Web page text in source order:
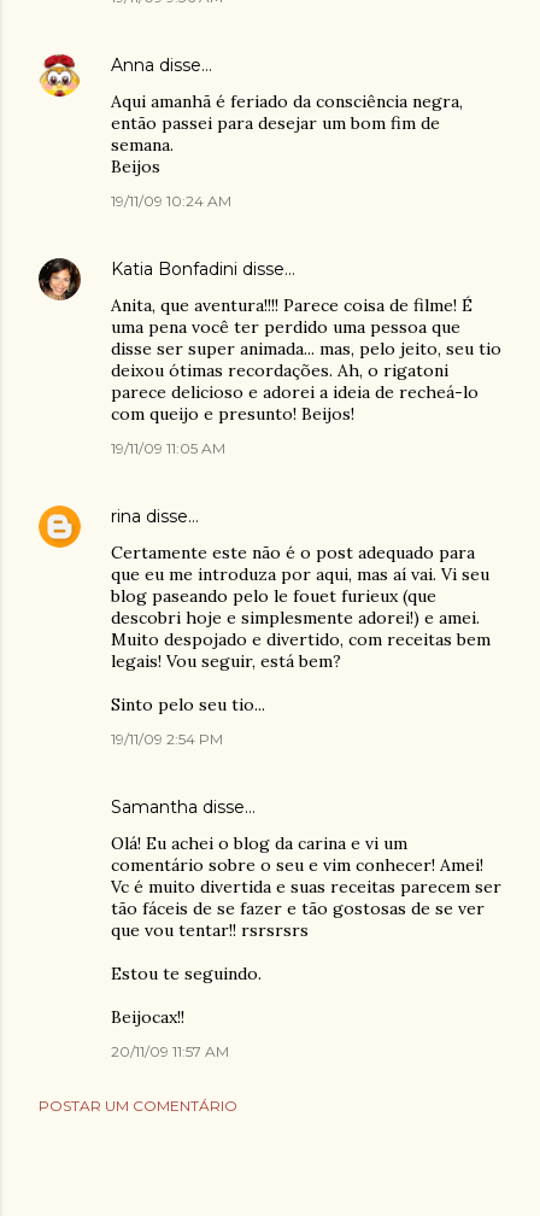
Anna disse…
Aqui amanhã é feriado da consciência negra,
então passei para desejar um bom fim de
semana.
Beijos
19/11/09 10:24 AM
Katia Bonfadini disse…
Anita, que aventura!!!! Parece coisa de filme! É
uma pena você ter perdido uma pessoa que
disse ser super animada... mas, pelo jeito, seu tio
deixou ótimas recordações. Ah, o rigatoni
parece delicioso e adorei a ideia de recheá-lo
com queijo e presunto! Beijos!
19/11/09 11:05 AM
rina disse…
Certamente este não é o post adequado para
que eu me introduza por aqui, mas aí vai. Vi seu
blog paseando pelo le fouet furieux (que
descobri hoje e simplesmente adorei!) e amei.
Muito despojado e divertido, com receitas bem
legais! Vou seguir, está bem?
Sinto pelo seu tio...
19/11/09 2:54 PM
Samantha disse…
Olá! Eu achei o blog da carina e vi um
comentário sobre o seu e vim conhecer! Amei!
Vc é muito divertida e suas receitas parecem ser
tão fáceis de se fazer e tão gostosas de se ver
que vou tentar!! rsrsrsrs
Estou te seguindo.
Beijocax!!
20/11/09 11:57 AM
POSTAR UM COMENTÁRIO